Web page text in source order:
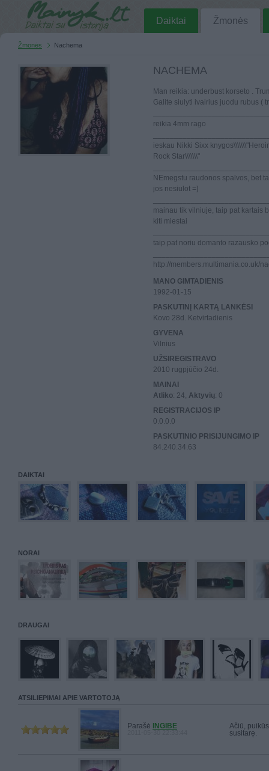
Daiktai Žmonės
Žmonės Nachema
NACHEMA
Man reikia: underbust korseto .
Galite siulyti ivairius juodu rubus (
reikia 4mm rago
ieskau Nikki Sixx
Rock Star\\\\\\\"
NEmegstu raudonos spalvos, bet
jos nesiulot =]
mainau tik vilniuje, taip pat kartais
kiti miestai
taip pat noriu domanto razausko
http://members.multimania.co.uk/
MANO GIMTADIENIS
1992-01-15
PASKUTINĮ KARTĄ LANKĖSI
Kovo 28d. Ketvirtadienis
GYVENA
Vilnius
UŽSIREGISTRAVO
2010 rugpjūčio 24d.
MAINAI
Atliko: 24, Aktyvių: 0
REGISTRACIJOS IP
0.0.0.0
PASKUTINIO PRISIJUNGIMO IP
84.240.34.63
DAIKTAI
NORAI
DRAUGAI
ATSILIEPIMAI APIE VARTOTOJĄ
Parašė INGIBE
Ačiū,
susitarę.